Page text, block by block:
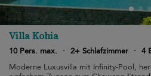
Villa Kohia
10 Pers. max.
· 2+ Schlafzimmer · 4
Moderne Luxusvilla mit Infinity-Pool,